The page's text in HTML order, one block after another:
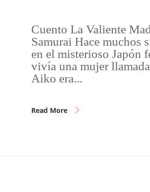
Cuento La Valiente
Samurai Hace muchos
en el misterioso Japón
vivía una mujer
Aiko era...
Read More